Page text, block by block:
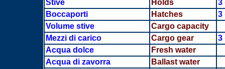
Stive
Holds 3
Boccaporti
Hatches 3
Volume stive
Cargo capacity
Mezzi di carico
Cargo gear 3
Acqua dolce
Fresh water
Acqua di zavorra
Ballast water